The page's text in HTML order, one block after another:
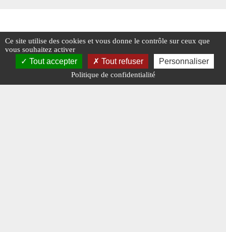
Ce site utilise des cookies et vous donne le contrôle sur ceux que
vous souhaitez activer
Tout accepter Tout refuser Personnaliser
Politique de confidentialité